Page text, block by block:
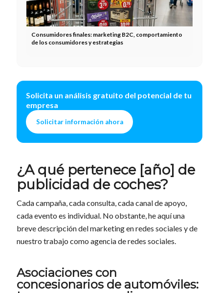
Consumidores finales: marketing B2C, comportamiento
de los consumidores y estrategias
Solicita un análisis gratuito del potencial de tu
empresa
Solicitar información ahora
¿A qué pertenece [año] de
publicidad de coches?
Cada campaña, cada consulta, cada canal de apoyo,
cada evento es individual. No obstante, he aquí una
breve descripción del marketing en redes sociales y de
nuestro trabajo como agencia de redes sociales.
Asociaciones con
concesionarios de automóviles: